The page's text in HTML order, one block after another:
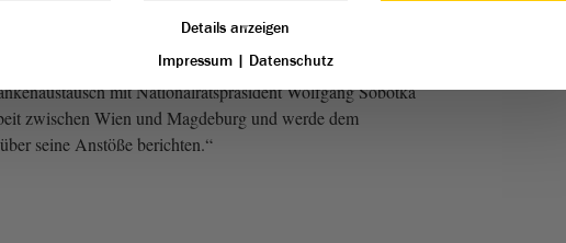
Nachbarn zu vertiefen, ist mir ein großes Anliegen.
eindrücklich gezeigt, wie ähnlich die aktuellen
in Mitteleuropa gelagert sind. Ich bin dankbar
mit Nationalratspräsident Wolfgang Sobotka
zwischen Wien und Magdeburg und werde dem
seine Anstöße berichten.“
Details anzeigen
Impressum | Datenschutz